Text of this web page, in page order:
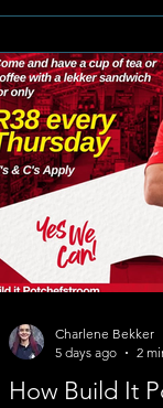
plaaslike span, of
ondersteuner van
Reinke Krieketklub
almal. 'n Trotse
Noordwes-Krieket
funksioneer
How Build It
Charlene Bekker
5 days ago
2